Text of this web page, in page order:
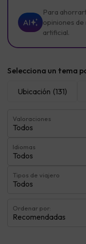
AI
Para
opiniones
artificial.
Selecciona un tema
Ubicación (131)
Valoraciones
Todos
Idiomas
Todos
Tipos de viajero
Todos
Ordenar por:
Recomendadas